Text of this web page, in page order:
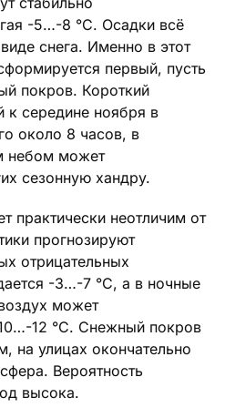
-5…-8 °C. Осадки всё
снега. Именно в этот
первый, пусть
покров. Короткий
к середине ноября в
около 8 часов, в
небом может
сезонную хандру.
практически неотличим от
прогнозируют
отрицательных
-3…-7 °C, а в ночные
может
12 °C. Снежный покров
на улицах окончательно
Вероятность
высока.